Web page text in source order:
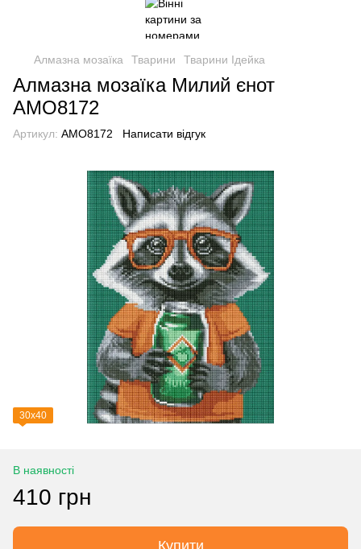
Алмазна мозаїка Тварини Тварини Ідейка
Алмазна мозаїка Милий єнот
AMO8172
Артикул: AMO8172 Написати відгук
30х40
В наявності
410 грн
Купити